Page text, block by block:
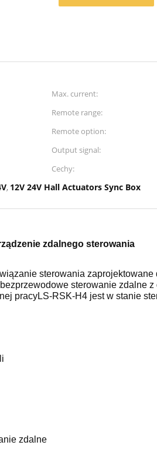
Max. current:
Remote range:
Remote option:
Output signal:
Cechy:
, 12V 24V Hall Actuators Sync Box
zdalnego sterowania
sterowania
sterowanie zdalne
pracyLS-RSK-H4 jest w stanie
zdalne